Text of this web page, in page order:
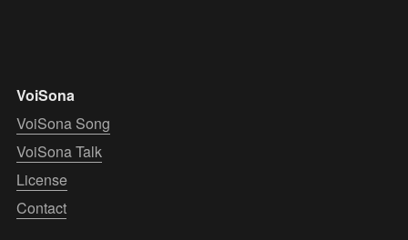
VoiSona
VoiSona Song
VoiSona Talk
License
Contact